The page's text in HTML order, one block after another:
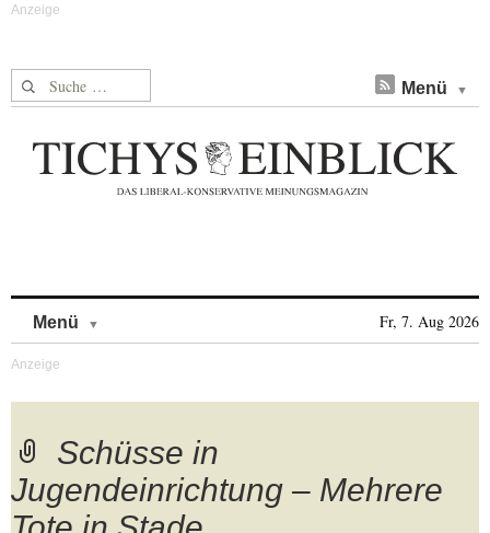
Suche nach: Menü
Menü Fr, 7. Aug 2026
Schüsse in
Jugendeinrichtung – Mehrere